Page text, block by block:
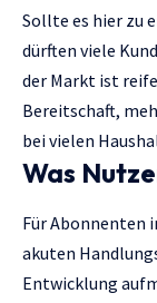
Sollte es hier zu
dürften viele
der Markt ist
Bereitschaft,
bei vielen
Was
Für Abonnenten
akuten
Entwicklung